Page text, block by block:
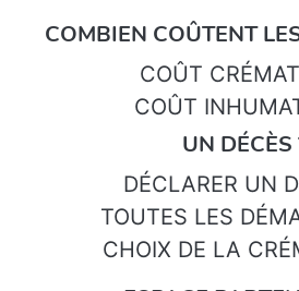
COMBIEN COÛTENT
COÛT
COÛT
UN DÉCÈS
DÉCLARER UN
TOUTES LES
CHOIX DE LA